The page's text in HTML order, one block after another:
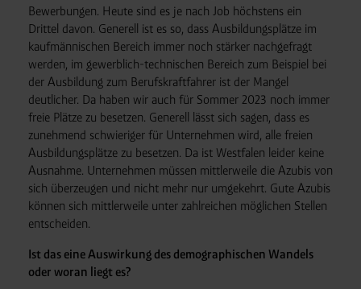
Bewerbungen. Heute sind es je nach Job höchstens ein
Drittel davon. Generell ist es so, dass Ausbildungsplätze im
kaufmännischen Bereich immer noch stärker nachgefragt
werden, im gewerblich-technischen Bereich zum Beispiel bei
der Ausbildung zum Berufskraftfahrer ist der Mangel
deutlicher. Da haben wir auch für Sommer 2023 noch immer
freie Plätze zu besetzen. Generell lässt sich sagen, dass es
zunehmend schwieriger für Unternehmen wird, alle freien
Ausbildungsplätze zu besetzen. Da ist Westfalen leider keine
Ausnahme. Unternehmen müssen mittlerweile die Azubis von
sich überzeugen und nicht mehr nur umgekehrt. Gute Azubis
können sich mittlerweile unter zahlreichen möglichen Stellen
entscheiden.
Ist das eine Auswirkung des demographischen Wandels
oder woran liegt es?